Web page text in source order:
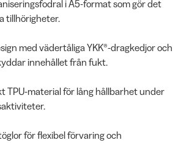
i A5-format som gör det
tillhörigheter.
med vädertåliga YKK®-dragkedjor och
innehållet från fukt.
TPU-material för lång hållbarhet under
för flexibel förvaring och